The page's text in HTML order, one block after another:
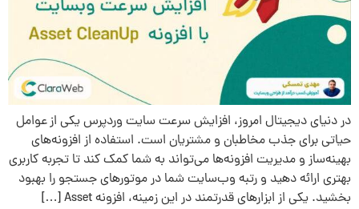
در دنیای دیجیتال امروز، افزایش سرعت سایت وردپرس یکی از عوامل
حیاتی برای جذب مخاطبان و مشتریان است. استفاده از افزونه‌های
بهینه‌ساز و مدیریت افزونه‌ها می‌تواند به شما کمک کند تا تجربه کاربری
بهتری ارائه دهید و رتبه وب‌سایت شما در موتورهای جستجو را بهبود
بخشید. یکی از ابزارهای قدرتمند در این زمینه، افزونه Asset […]